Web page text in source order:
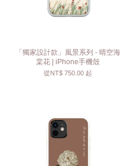
「獨家設計款」風景系列 - 晴空海
棠花 | iPhone手機殼
從NT$ 750.00 起